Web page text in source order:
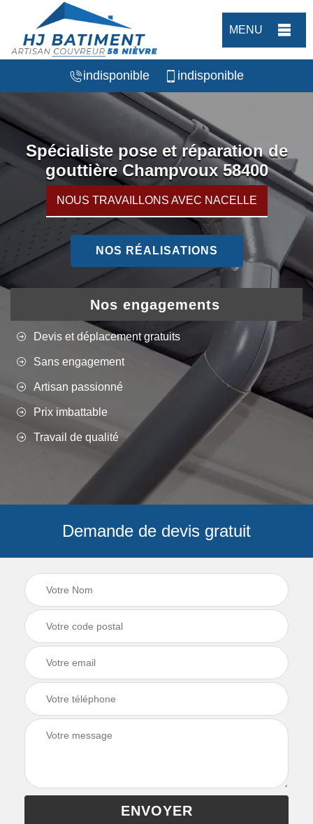
MENU
indisponible indisponible
Spécialiste pose et réparation de
gouttière Champvoux 58400
NOUS TRAVAILLONS AVEC NACELLE
NOS RÉALISATIONS
Nos engagements
Devis et déplacement gratuits
Sans engagement
Artisan passionné
Prix imbattable
Travail de qualité
Demande de devis gratuit